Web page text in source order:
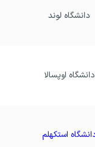
دانشگاه لوند
دانشگاه اوپسالا
استکهلم